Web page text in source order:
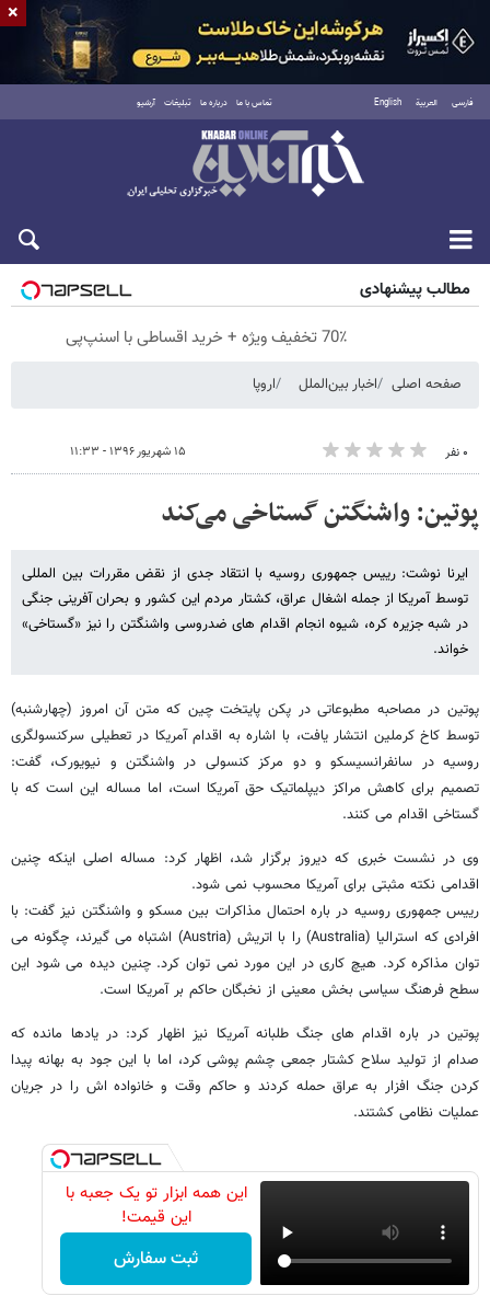
فارسی العربية English تماس با ما درباره ما تبلیغات آرشیو
پنجشنبه ۱۵ مرداد ۱۴۰۵
مطالب پیشنهادی
70٪ تخفیف ویژه + خرید اقساطی با اسنپ‌پی
صفحه اصلی اخبار بین‌الملل اروپا
۰ نفر ۱۵ شهریور ۱۳۹۶ - ۱۱:۳۳
پوتین: واشنگتن گستاخی می‌کند
ایرنا نوشت: رییس جمهوری روسیه با انتقاد جدی از نقض مقررات بین المللی
توسط آمریکا از جمله اشغال عراق، کشتار مردم این کشور و بحران آفرینی جنگی
در شبه جزیره کره، شیوه انجام اقدام های ضدروسی واشنگتن را نیز «گستاخی»
خواند.
پوتین در مصاحبه مطبوعاتی در پکن پایتخت چین که متن آن امروز (چهارشنبه)
توسط کاخ کرملین انتشار یافت، با اشاره به اقدام آمریکا در تعطیلی سرکنسولگری
روسیه در سانفرانسیسکو و دو مرکز کنسولی در واشنگتن و نیویورک، گفت:
تصمیم برای کاهش مراکز دیپلماتیک حق آمریکا است، اما مساله این است که با
گستاخی اقدام می کنند.
وی در نشست خبری که دیروز برگزار شد، اظهار کرد: مساله اصلی اینکه چنین
اقدامی نکته مثبتی برای آمریکا محسوب نمی شود.
رییس جمهوری روسیه در باره احتمال مذاکرات بین مسکو و واشنگتن نیز گفت: با
افرادی که استرالیا (Australia) را با اتریش (Austria) اشتباه می گیرند، چگونه می
توان مذاکره کرد. هیچ کاری در این مورد نمی توان کرد. چنین دیده می شود این
سطح فرهنگ سیاسی بخش معینی از نخبگان حاکم بر آمریکا است.
پوتین در باره اقدام های جنگ طلبانه آمریکا نیز اظهار کرد: در یادها مانده که
صدام از تولید سلاح کشتار جمعی چشم پوشی کرد، اما با این جود به بهانه پیدا
کردن جنگ افزار به عراق حمله کردند و حاکم وقت و خانواده اش را در جریان
عملیات نظامی کشتند.
این همه ابزار تو یک جعبه با
این قیمت!
ثبت سفارش
×